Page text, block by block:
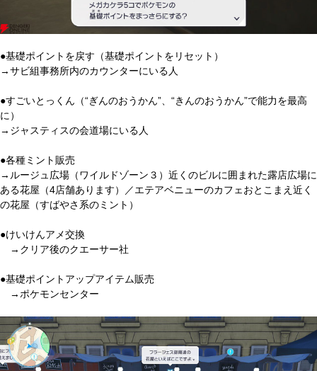
●基礎ポイントを戻す（基礎ポイントをリセット）
→サビ組事務所内のカウンターにいる人
●すごいとっくん（“ぎんのおうかん”、“きんのおうかん”で能力を最高
に）
→ジャスティスの会道場にいる人
●各種ミント販売
→ルージュ広場（ワイルドゾーン３）近くのビルに囲まれた露店広場に
ある花屋（4店舗あります）／エテアベニューのカフェおとこまえ近く
の花屋（すばやさ系のミント）
●けいけんアメ交換
→クリア後のクエーサー社
●基礎ポイントアップアイテム販売
→ポケモンセンター